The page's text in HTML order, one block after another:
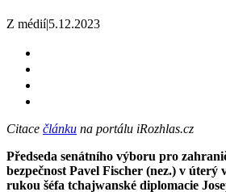
Z médií|5.12.2023
Citace článku na portálu iRozhlas.cz
Předseda senátního výboru pro
bezpečnost Pavel Fischer (nez.) v úterý
rukou šéfa tchajwanské diplomacie